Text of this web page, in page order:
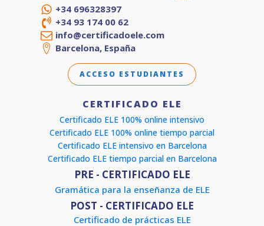
+34 696328397
+34 93 174 00 62
info@certificadoele.com
Barcelona, España
ACCESO ESTUDIANTES
CERTIFICADO ELE
Certificado ELE 100% online intensivo
Certificado ELE 100% online tiempo parcial
Certificado ELE intensivo en Barcelona
Certificado ELE tiempo parcial en Barcelona
PRE - CERTIFICADO ELE
Gramática para la enseñanza de ELE
POST - CERTIFICADO ELE
Certificado de prácticas ELE